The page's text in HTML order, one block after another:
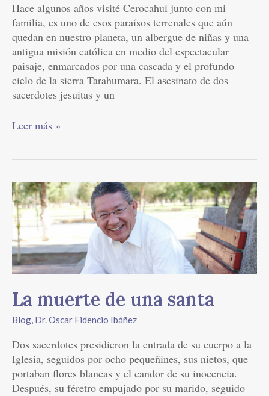
Hace algunos años visité Cerocahui junto con mi
familia, es uno de esos paraísos terrenales que aún
quedan en nuestro planeta, un albergue de niñas y una
antigua misión católica en medio del espectacular
paisaje, enmarcados por una cascada y el profundo
cielo de la sierra Tarahumara. El asesinato de dos
sacerdotes jesuitas y un
Leer más »
La muerte de una santa
Blog, Dr. Oscar Fidencio Ibáñez
Dos sacerdotes presidieron la entrada de su cuerpo a la
Iglesia, seguidos por ocho pequeñines, sus nietos, que
portaban flores blancas y el candor de su inocencia.
Después, su féretro empujado por su marido, seguido
La
muerte
de
una
santa